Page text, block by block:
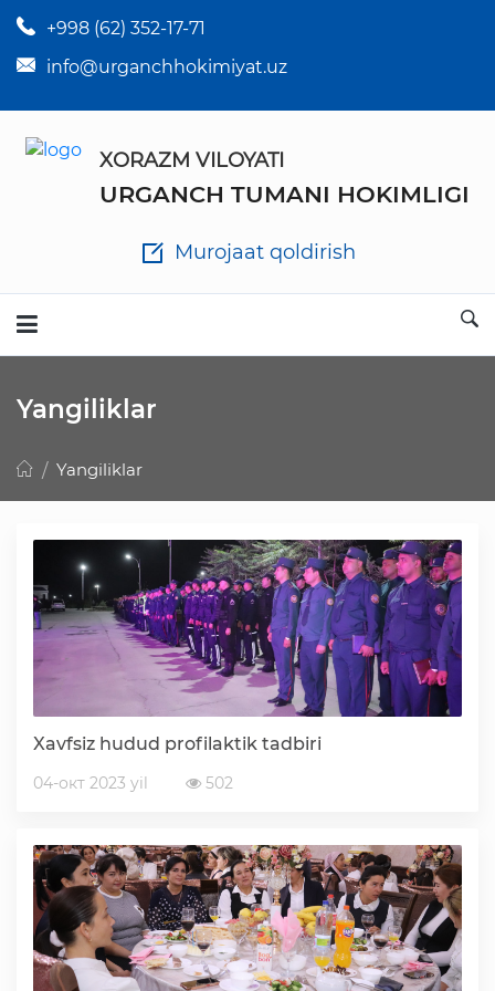
+998 (62) 352-17-71
info@urganchhokimiyat.uz
XORAZM VILOYATI
URGANCH TUMANI HOKIMLIGI
Murojaat qoldirish
Tuman hokim qarorlari
Tuman hokimi farmoyishlari
Tuman hokimligi ish yuritish yo'riqnomasi
Faoliyat
Media
Statistik va tahliliy axborotlar
Aholi bandligini ta'minlash
Rasmiy munosabat
Yangiliklar
Yangiliklar
Xavfsiz hudud profilaktik tadbiri
04-окт 2023 yil 502